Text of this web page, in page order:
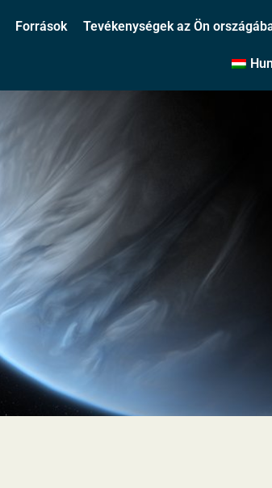
Források Tevékenységek az Ön